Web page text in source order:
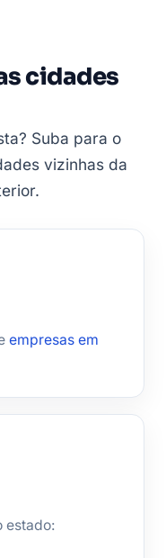
cidades
Suba para o
vizinhas da
empresas em
estado: